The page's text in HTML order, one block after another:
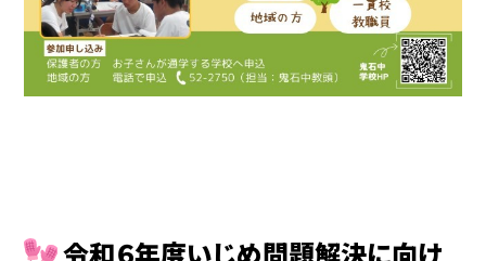
令和６年度いじめ問題解決に向け